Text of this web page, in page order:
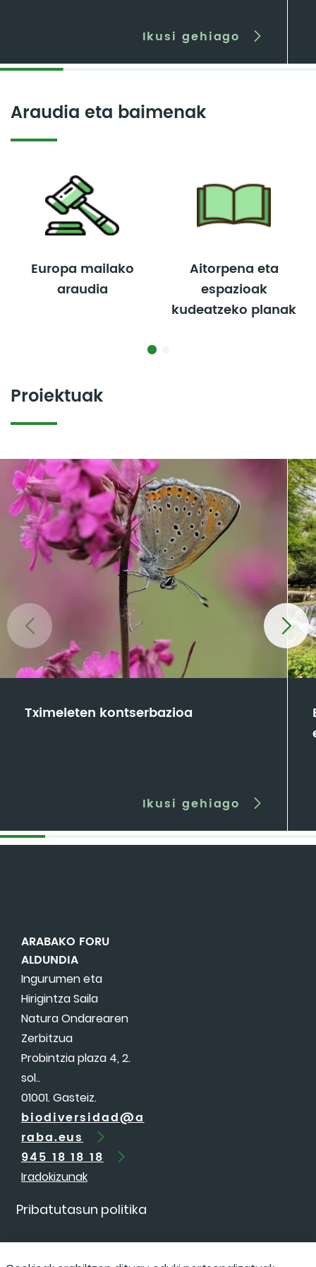
Ikusi gehiago
Araudia eta baimenak
Europa mailako
araudia
Aitorpena eta
espazioak
kudeatzeko planak
Proiektuak
Tximeleten kontserbazioa
Ikusi gehiago
Pribatutasun politika
Irisgarritasuna
ARABAKO FORU
ALDUNDIA
Ingurumen eta
Hirigintza Saila
Natura Ondarearen
Zerbitzua
Probintzia plaza 4, 2.
sol..
01001. Gasteiz.
biodiversidad@a
raba.eus
945 18 18 18
Iradokizunak